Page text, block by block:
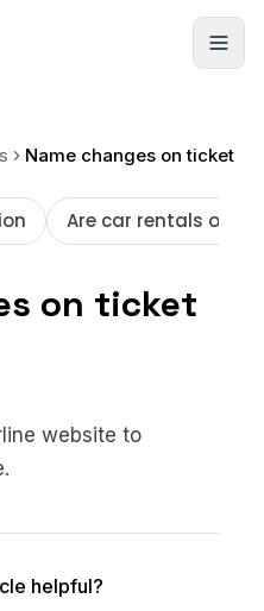
Name changes on ticket
Are car rentals
on ticket
website to
helpful?